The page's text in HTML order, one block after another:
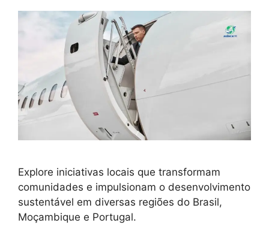
Explore iniciativas locais que transformam
comunidades e impulsionam o desenvolvimento
sustentável em diversas regiões do Brasil,
Moçambique e Portugal.